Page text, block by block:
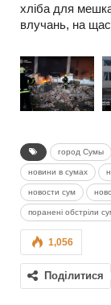
хліба для
влучань, на
город Сумы
новини в сумах
новости сум
поранені обстріли
1,056
Поділитися